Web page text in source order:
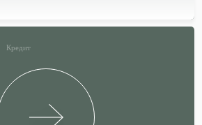
Кредит